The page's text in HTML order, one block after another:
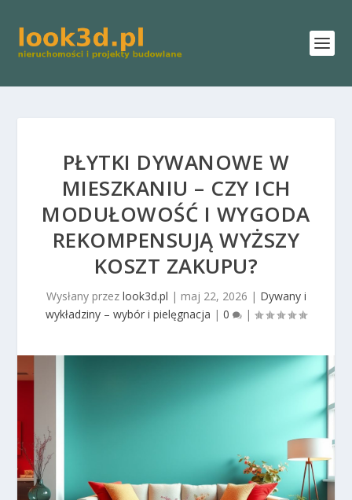
PŁYTKI DYWANOWE W
MIESZKANIU – CZY ICH
MODUŁOWOŚĆ I WYGODA
REKOMPENSUJĄ WYŻSZY
KOSZT ZAKUPU?
Wysłany przez look3d.pl | maj 22, 2026 | Dywany i
wykładziny – wybór i pielęgnacja | 0 |